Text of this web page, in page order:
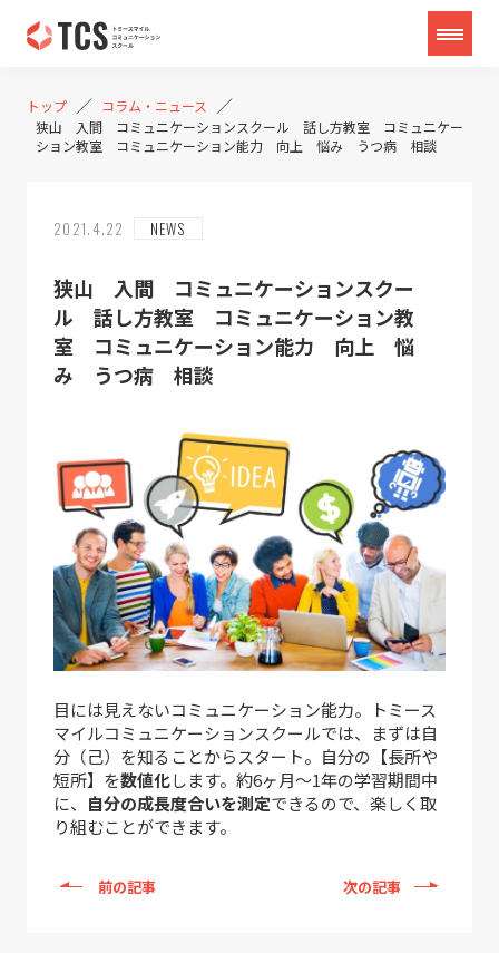
トップ ／ コラム・ニュース ／
狭山 入間 コミュニケーションスクール 話し方教室 コミュニケー
ション教室 コミュニケーション能力 向上 悩み うつ病 相談
2021.4.22 NEWS
狭山 入間 コミュニケーションスクー
ル 話し方教室 コミュニケーション教
室 コミュニケーション能力 向上 悩
み うつ病 相談
目には見えないコミュニケーション能力。トミース
マイルコミュニケーションスクールでは、まずは自
分（己）を知ることからスタート。自分の【長所や
短所】を数値化します。約6ヶ月～1年の学習期間中
に、 自分の成長度合いを測定できるので、楽しく取
り組むことができます。
前の記事 次の記事